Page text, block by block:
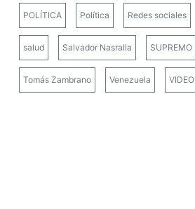
POLÍTICA Política Redes sociales
salud Salvador Nasralla SUPREMO
Tomás Zambrano Venezuela VIDEO